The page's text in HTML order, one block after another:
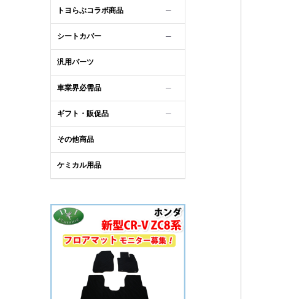
トヨらぶコラボ商品 ─
シートカバー ─
汎用パーツ
車業界必需品 ─
ギフト・販促品 ─
その他商品
ケミカル用品